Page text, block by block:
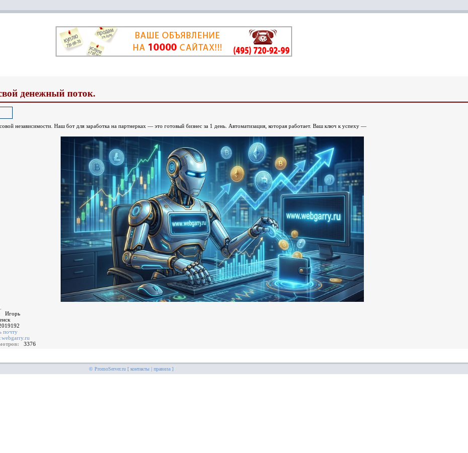
денежный поток.
независимости. Наш бот для заработка на партнерках — это готовый бизнес за 1 день. Автоматизация, которая работает. Ваш ключ к успеху —
Игорь
почту
3376
© PromoServer.ru [ контакты| правила]